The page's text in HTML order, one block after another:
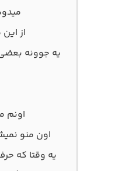
از
یه جوونه
اونم
اون منو
یه وقتا که